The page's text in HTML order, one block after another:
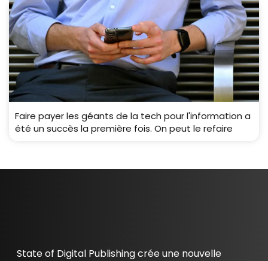
Faire payer les géants de la tech pour l'information a
été un succès la première fois. On peut le refaire
State of Digital Publishing crée une nouvelle